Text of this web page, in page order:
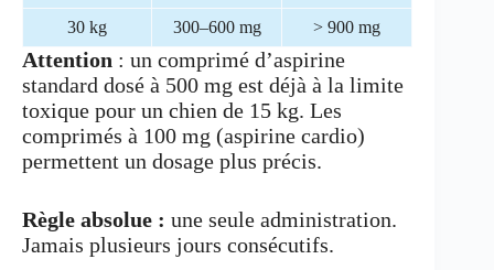
30 kg 300–600 mg > 900 mg
Attention : un comprimé d’aspirine
standard dosé à 500 mg est déjà à la limite
toxique pour un chien de 15 kg. Les
comprimés à 100 mg (aspirine cardio)
permettent un dosage plus précis.
Règle absolue : une seule administration.
Jamais plusieurs jours consécutifs.